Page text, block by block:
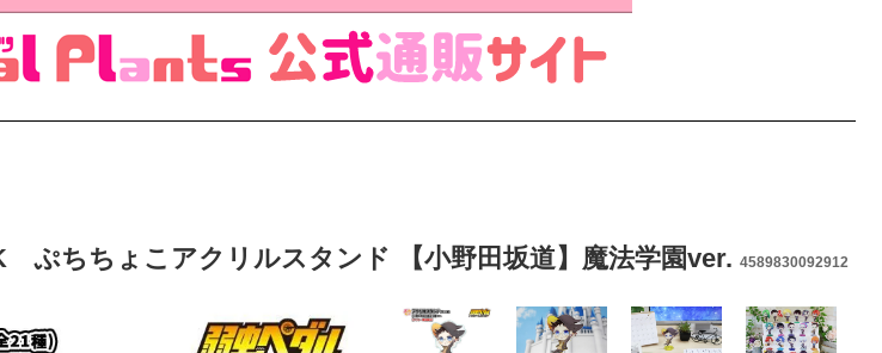
ぷちちょこアクリルスタンド 【小野田坂道】魔法学園ver. 4589830092912